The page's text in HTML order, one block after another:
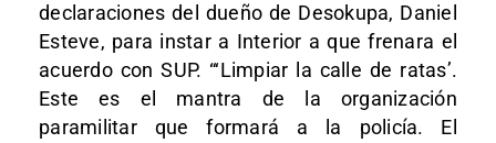
declaraciones del dueño de Desokupa, Daniel
Esteve, para instar a Interior a que frenara el
acuerdo con SUP. “‘Limpiar la calle de ratas’.
Este es el mantra de la organización
paramilitar que formará a la policía. El